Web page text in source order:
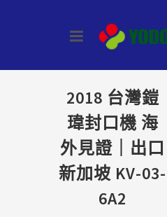
2018 台灣鎧
瑋封口機 海
外見證｜出口
新加坡 KV-03-
6A2